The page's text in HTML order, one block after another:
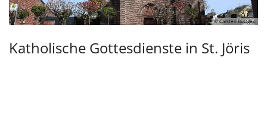
© Carsten Büttgen
Katholische Gottesdienste in St. Jöris